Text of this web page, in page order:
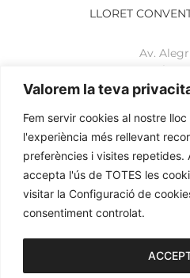
Valorem la teva
Fem servir cookies al nostre
l'experiència més rellevant
preferències i visites repetides.
accepta l'ús de TOTES les
visitar la Configuració de
consentiment controlat.
LLORET
Av.
17310
+34 972
Aviso
Política de
Política de
2026© OGL MEETINGS.